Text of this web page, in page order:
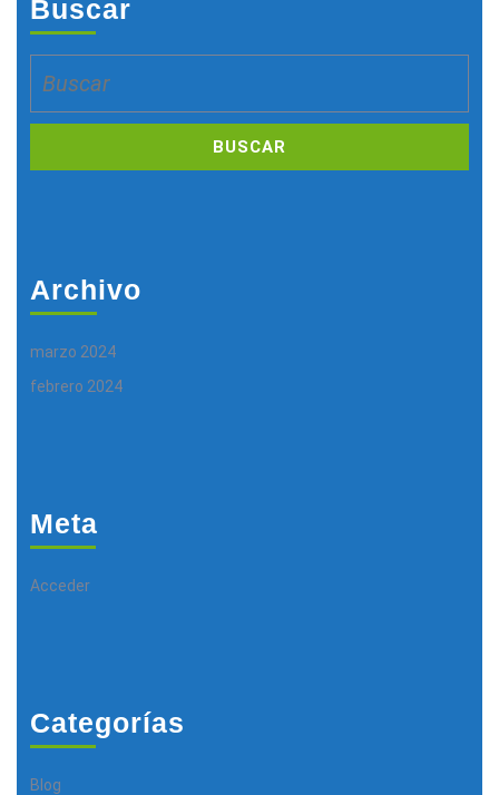
Buscar
Archivo
marzo 2024
febrero 2024
Meta
Acceder
Categorías
Blog